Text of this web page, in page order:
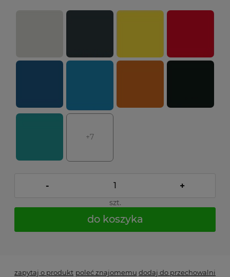
+7
- +
szt.
do koszyka
zapytaj o produkt poleć znajomemu dodaj do przechowalni